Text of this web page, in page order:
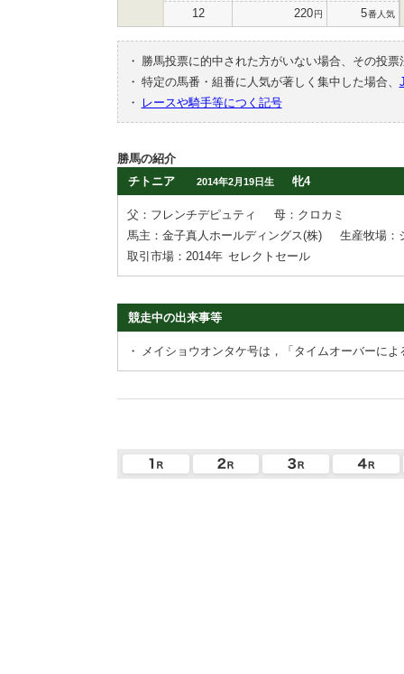
12 220円 5番人気
・
勝馬投票に的中された方がいない場合、その投
・ 特定の馬番・組番に人気が著しく集中した場合、
・
レースや騎手等につく記号
勝馬の紹介
チトニア
2014年2月19日生 牝4
父：フレンチデピュティ
母：クロカミ
馬主：金子真人ホールディングス(株)
生産牧場：
取引市場：2014年 セレクトセール
競走中の出来事等
・ メイショウオンタケ号は，「タイムオーバーに